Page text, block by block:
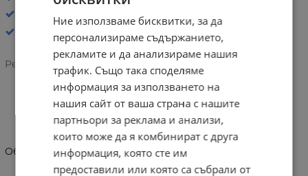
Рейтинг:
ИНФОРМАЦИЯ
Обувки естствена кожа Geox U65N0A 08532 C1025
Ние използваме бисквитки, за да
персонализираме съдържанието,
рекламите и да анализираме нашия
трафик. Също така споделяме
информация за използването на
нашия сайт от ваша страна с нашите
партньори за реклама и анализи,
които може да я комбинират с друга
информация, която сте им
предоставили или която са събрали от